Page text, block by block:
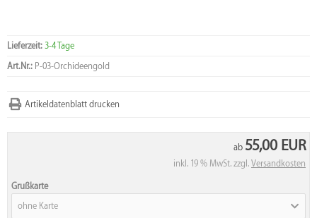
ab 55,00 EUR
inkl. 19 % MwSt. zzgl. Versandkosten
Grußkarte
ohne Karte
Lieferzeit: 3-4 Tage
Art.Nr.: P-03-Orchideengold
Artikeldatenblatt drucken